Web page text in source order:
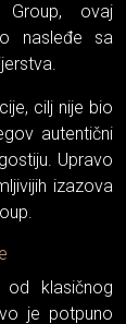
Group, ovaj
nasleđe sa
cilj nije bio
autentični
Upravo
izazova
klasičnog
je potpuno